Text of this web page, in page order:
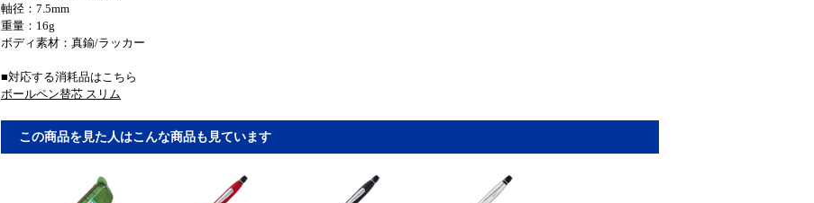
軸径：7.5mm
重量：16g
ボディ素材：真鍮/ラッカー
■対応する消耗品はこちら
ボールペン替芯 スリム
この商品を見た人はこんな商品も見ています